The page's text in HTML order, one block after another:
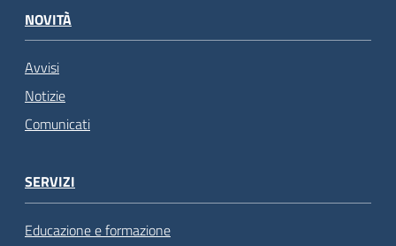
NOVITÀ
Avvisi
Notizie
Comunicati
SERVIZI
Educazione e formazione